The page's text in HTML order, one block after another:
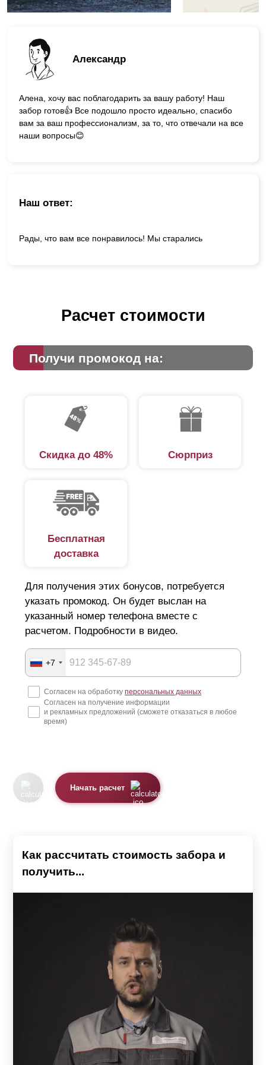
Александр
Алена, хочу вас поблагодарить за вашу работу! Наш
забор готов👍 Все подошло просто идеально, спасибо
вам за ваш профессионализм, за то, что отвечали на все
наши вопросы😊
Наш ответ:
Рады, что вам все понравилось! Мы старались
Расчет стоимости
Получи промокод на:
Скидка до 48% Сюрприз
Бесплатная
доставка
Для получения этих бонусов, потребуется
указать промокод. Он будет выслан на
указанный номер телефона вместе с
расчетом. Подробности в видео.
+7
Согласен на обработку персональных данных
Согласен на получение информации
и рекламных предложений (сможете отказаться в любое
время)
Начать расчет
Как рассчитать стоимость забора и
получить...